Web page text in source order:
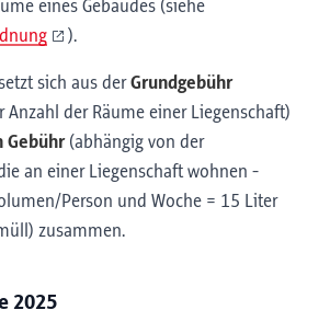
eines Gebäudes (siehe
).
sich aus derGrundgebühr
Anzahl der Räume einer Liegenschaft)
Gebühr(abhängig von der
an einer Liegenschaft wohnen -
Person und Woche = 15 Liter
zusammen.
2025